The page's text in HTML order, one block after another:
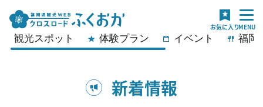
観光スポット 体験プラン イベント 福岡
新着情報